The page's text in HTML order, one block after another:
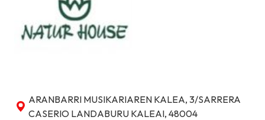
ARANBARRI MUSIKARIAREN KALEA, 3/SARRERA
CASERIO LANDABURU KALEAI, 48004